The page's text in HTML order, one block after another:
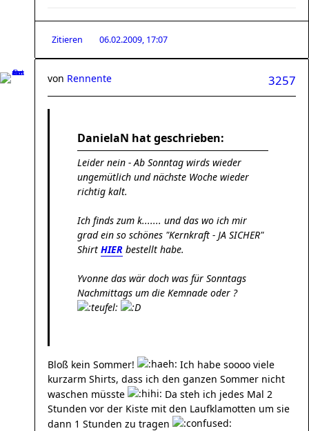
Zitieren 06.02.2009, 17:07
3257
von Rennente
DanielaN hat geschrieben:
Leider nein - Ab Sonntag wirds wieder
ungemütlich und nächste Woche wieder
richtig kalt.
Ich finds zum k....... und das wo ich mir
grad ein so schönes "Kernkraft - JA SICHER"
Shirt HIER bestellt habe.
Yvonne das wär doch was für Sonntags
Nachmittags um die Kemnade oder ?
Bloß kein Sommer!
Ich habe soooo viele
kurzarm Shirts, dass ich den ganzen Sommer nicht
waschen müsste
Da steh ich jedes Mal 2
Stunden vor der Kiste mit den Laufklamotten um sie
dann 1 Stunden zu tragen